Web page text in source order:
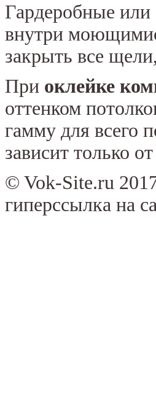
Гардеробные
внутри
закрыть все
При оклейке
оттенком
гамму для всего
зависит только
© Vok-Site.ru
гиперссылка на